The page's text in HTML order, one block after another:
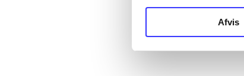
Afvis
...